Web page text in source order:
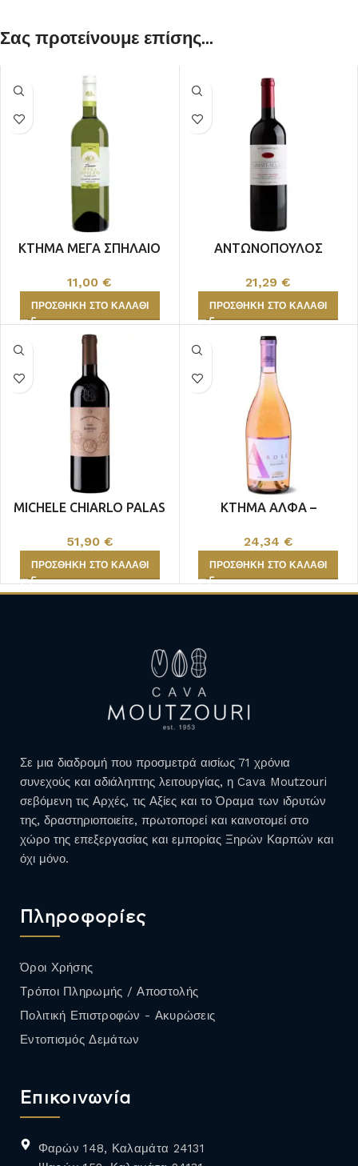
Σας προτείνουμε επίσης...
ΚΤΗΜΑ ΜΕΓΑ ΣΠΗΛΑΙΟ
11,00€
ΠΡΟΣΘΉΚΗ ΣΤΟ ΚΑΛΆΘΙ
ΑΝΤΩΝΟΠΟΥΛΟΣ
21,29€
ΠΡΟΣΘΉΚΗ ΣΤΟ ΚΑΛΆΘΙ
MICHELE CHIARLO PALAS
51,90 €
ΠΡΟΣΘΉΚΗ ΣΤΟ ΚΑΛΆΘΙ
ΚΤΗΜΑ ΑΛΦΑ –
24,34 €
ΠΡΟΣΘΉΚΗ ΣΤΟ ΚΑΛΆΘΙ
Σε μια διαδρομή που προσμετρά αισίως 71 χρόνια
συνεχούς και αδιάληπτης λειτουργίας, η Cava Moutzouri
σεβόμενη τις Αρχές, τις Αξίες και το Όραμα των ιδρυτών
της, δραστηριοποιείτε, πρωτοπορεί και καινοτομεί στο
χώρο της επεξεργασίας και εμπορίας Ξηρών Καρπών και
όχι μόνο.
Πληροφορίες
Όροι Χρήσης
Τρόποι Πληρωμής / Αποστολής
Πολιτική Επιστροφών - Ακυρώσεις
Εντοπισμός Δεμάτων
Επικοινωνία
Φαρών 148, Καλαμάτα 24131